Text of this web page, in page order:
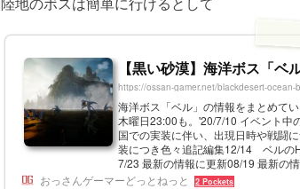
【黒い砂漠】海洋ボス「
https://ossan-gamer.net/blackdesert-ocean-
海洋ボス「ベル」の情報をまとめて
木曜日23:00も。'20/7/10 イベント
国での実装に伴い、出現日時や戦
装につき色々追記編集12/14 ベルの
7/23 最新の情報に更新08/19 最新の
臓「ベル」につい...
おっさんゲーマーどっとねっと 2 Pockets